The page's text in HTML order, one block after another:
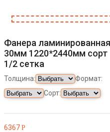
Фанера ламинированная
30мм 1220*2440мм сорт
1/2 сетка
Толщина:
Формат:
Сорт:
6367 Р